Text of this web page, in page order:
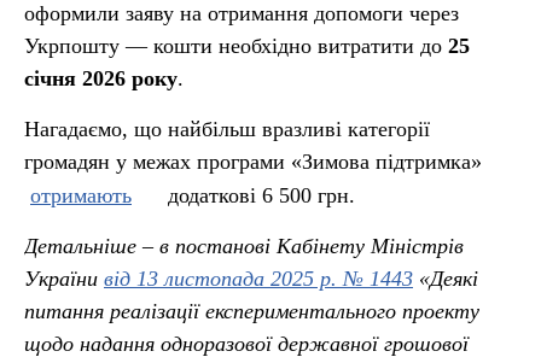
оформили заяву на отримання допомоги через
Укрпошту — кошти необхідно витратити до 25
січня 2026 року.
Нагадаємо, що найбільш вразливі категорії
громадян у межах програми «Зимова підтримка»
отримають
додаткові 6 500 грн.
Детальніше – в постанові Кабінету Міністрів
України від 13 листопада 2025 р. № 1443 «Деякі
питання реалізації експериментального проекту
щодо надання одноразової державної грошової